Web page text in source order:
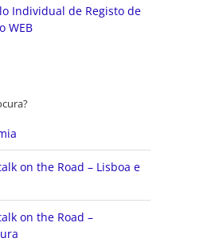
on the Road – Lisboa e
on the Road –